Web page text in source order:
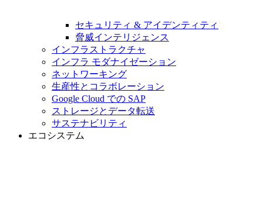
セキュリティ & アイデンティティ
脅威インテリジェンス
インフラストラクチャ
インフラ モダナイゼーション
ネットワーキング
生産性とコラボレーション
Google Cloud での SAP
ストレージとデータ転送
サステナビリティ
エコシステム